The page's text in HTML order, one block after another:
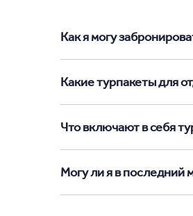
Как я могу
Какие турпакеты для
Что включают в себя
Могу ли я в последний